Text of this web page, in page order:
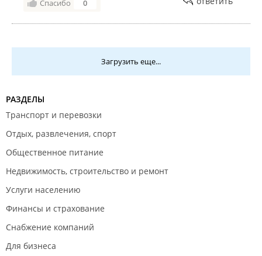
Спасибо 0
Загрузить еще...
РАЗДЕЛЫ
Транспорт и перевозки
Отдых, развлечения, спорт
Общественное питание
Недвижимость, строительство и ремонт
Услуги населению
Финансы и страхование
Снабжение компаний
Для бизнеса